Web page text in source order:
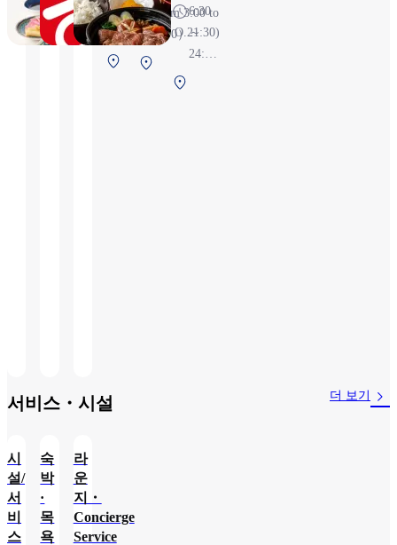
7:00～
22:00（L.O.21:30)
제1터미널 2F
보안 검색 전
from 3:00 to
4:00）
널 2F 보
6:30
～
24:55
서비스・시설 더 보기
시
설/
서
비
스
숙
박
·
목
욕
라
운
지・
Concierge
Service